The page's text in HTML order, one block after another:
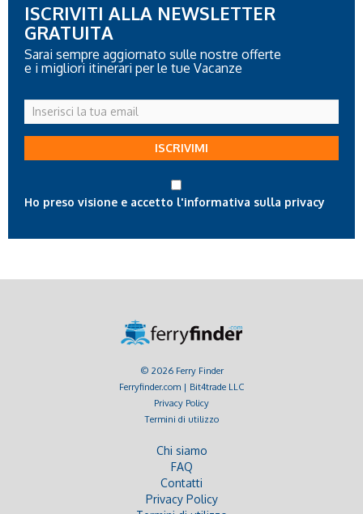
ISCRIVITI ALLA NEWSLETTER
GRATUITA
Sarai sempre aggiornato sulle nostre offerte
e i migliori itinerari per le tue Vacanze
Inserisci
la
tua
ISCRIVIMI
Ho preso visione e accetto l'informativa sulla privacy
© 2026 Ferry Finder
Ferryfinder.com | Bit4trade LLC
Privacy Policy
Termini di utilizzo
Chi siamo
FAQ
Contatti
Privacy Policy